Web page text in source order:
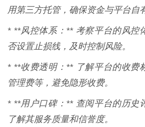
用第三方托管，确保资金与平台自
* **风控体系：** 考察平台的风控
否设置止损线，及时控制风险。
* **收费透明：** 了解平台的收费
管理费等，避免隐形收费。
* **用户口碑：** 查阅平台的历史
了解其服务质量和信誉度。